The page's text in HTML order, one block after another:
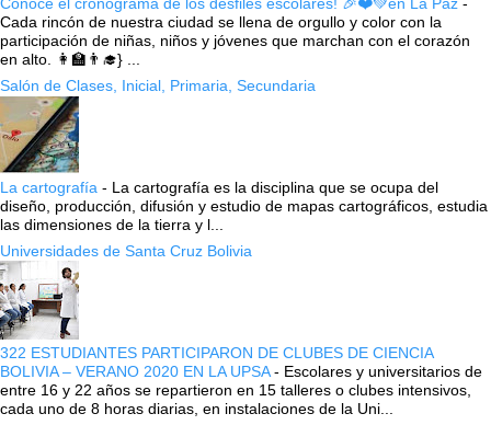
Cada rincón de nuestra ciudad se llena de orgullo y color con la
participación de niñas, niños y jóvenes que marchan con el corazón
en alto. 👩‍🏫👨‍🎓} ...
Salón de Clases, Inicial, Primaria, Secundaria
La cartografía - La cartografía es la disciplina que se ocupa del
diseño, producción, difusión y estudio de mapas cartográficos, estudia
las dimensiones de la tierra y l...
Universidades de Santa Cruz Bolivia
322 ESTUDIANTES PARTICIPARON DE CLUBES DE CIENCIA
BOLIVIA – VERANO 2020 EN LA UPSA- Escolares y universitarios de
entre 16 y 22 años se repartieron en 15 talleres o clubes intensivos,
cada uno de 8 horas diarias, en instalaciones de la Uni...